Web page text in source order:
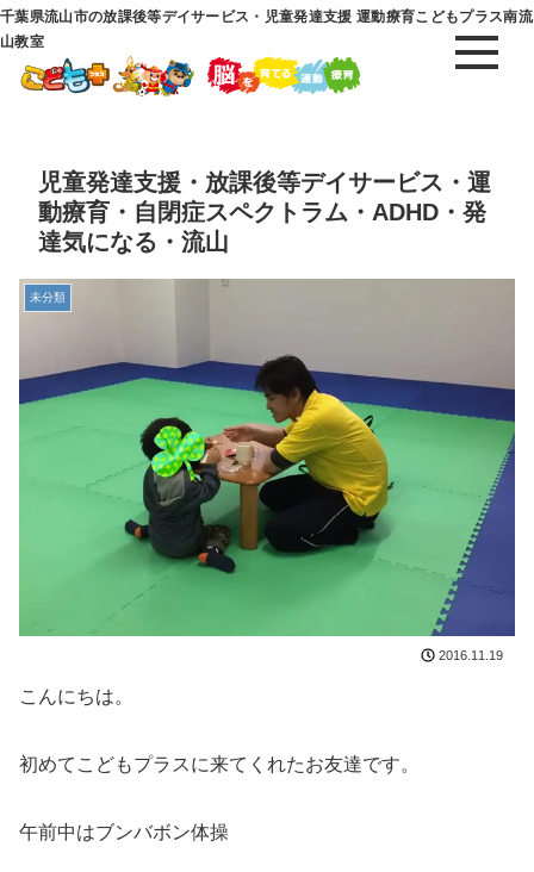
千葉県流山市の放課後等デイサービス・児童発達支援 運動療育こどもプラス南流
山教室
児童発達支援・放課後等デイサービス・運
動療育・自閉症スペクトラム・ADHD・発
達気になる・流山
未分類
2016.11.19
こんにちは。
初めてこどもプラスに来てくれたお友達です。
午前中はブンバボン体操